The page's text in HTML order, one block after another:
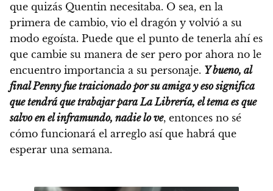
que quizás Quentin necesitaba. O sea, en la
primera de cambio, vio el dragón y volvió a su
modo egoísta. Puede que el punto de tenerla ahí es
que cambie su manera de ser pero por ahora no le
encuentro importancia a su personaje. Y bueno, al
final Penny fue traicionado por su amiga y eso significa
que tendrá que trabajar para La Librería, el tema es que
salvo en el inframundo, nadie lo ve, entonces no sé
cómo funcionará el arreglo así que habrá que
esperar una semana.